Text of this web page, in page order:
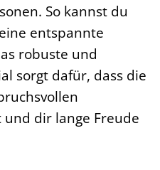
So kannst du
entspannte
robuste und
sorgt dafür, dass die
dir lange Freude